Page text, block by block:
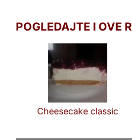
POGLEDAJTE I OVE
Cheesecake classic